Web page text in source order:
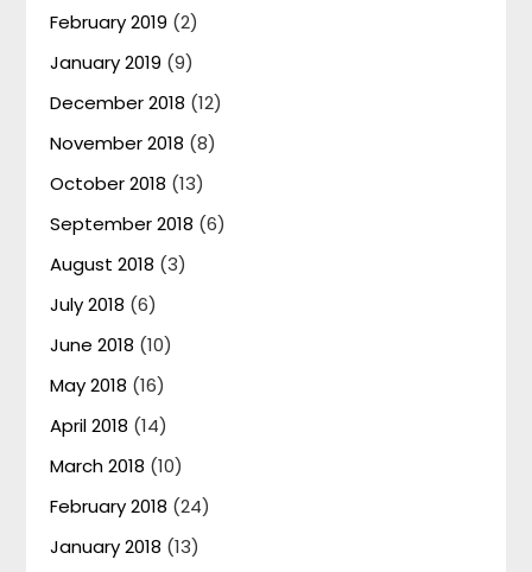
February 2019 (2)
January 2019 (9)
December 2018 (12)
November 2018 (8)
October 2018 (13)
September 2018 (6)
August 2018 (3)
July 2018 (6)
June 2018 (10)
May 2018 (16)
April 2018 (14)
March 2018 (10)
February 2018 (24)
January 2018 (13)